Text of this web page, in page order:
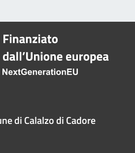
di Calalzo di Cadore